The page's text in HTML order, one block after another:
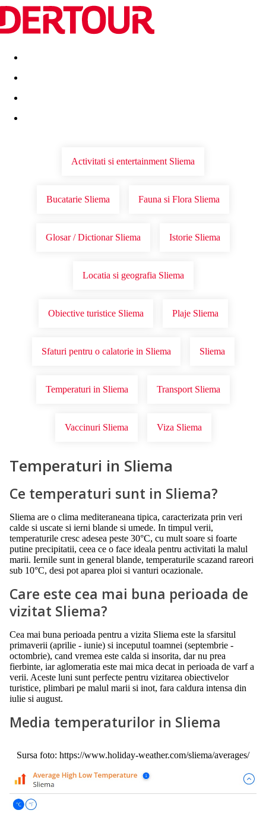
Destinatii Vacanta perfecta OFERTE DE NERATAT
Activitati si entertainment Sliema
Bucatarie Sliema Fauna si Flora Sliema
Glosar / Dictionar Sliema Istorie Sliema
Locatia si geografia Sliema
Obiective turistice Sliema Plaje Sliema
Sfaturi pentru o calatorie in Sliema Sliema
Temperaturi in Sliema Transport Sliema
Vaccinuri Sliema Viza Sliema
Temperaturi in Sliema
Ce temperaturi sunt in Sliema?
Sliema are o clima mediteraneana tipica, caracterizata prin veri
calde si uscate si ierni blande si umede. In timpul verii,
temperaturile cresc adesea peste 30°C, cu mult soare si foarte
putine precipitatii, ceea ce o face ideala pentru activitati la malul
marii. Iernile sunt in general blande, temperaturile scazand rareori
sub 10°C, desi pot aparea ploi si vanturi ocazionale.
Care este cea mai buna perioada de
vizitat Sliema?
Cea mai buna perioada pentru a vizita Sliema este la sfarsitul
primaverii (aprilie - iunie) si inceputul toamnei (septembrie -
octombrie), cand vremea este calda si insorita, dar nu prea
fierbinte, iar aglomeratia este mai mica decat in perioada de varf a
verii. Aceste luni sunt perfecte pentru vizitarea obiectivelor
turistice, plimbari pe malul marii si inot, fara caldura intensa din
iulie si august.
Media temperaturilor in Sliema
Sursa foto: https://www.holiday-weather.com/sliema/averages/